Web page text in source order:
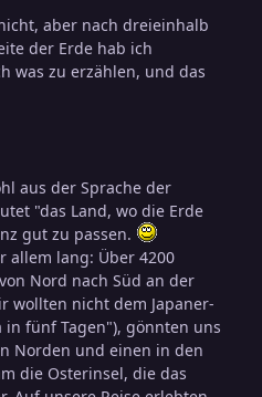
aber nach dreieinhalb
der Erde hab ich
was zu erzählen, und das
aus der Sprache der
"das Land, wo die Erde
gut zu passen.
allem lang: Über 4200
Nord nach Süd an der
wollten nicht dem Japaner-
fünf Tagen"), gönnten uns
Norden und einen in den
die Osterinsel, die das